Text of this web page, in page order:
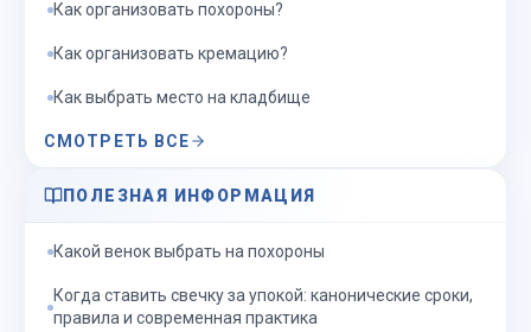
Как организовать похороны?
Как организовать кремацию?
Как выбрать место на кладбище
СМОТРЕТЬ ВСЕ
ПОЛЕЗНАЯ ИНФОРМАЦИЯ
Какой венок выбрать на похороны
Когда ставить свечку за упокой: канонические сроки,
правила и современная практика